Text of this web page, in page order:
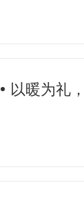
以暖为礼